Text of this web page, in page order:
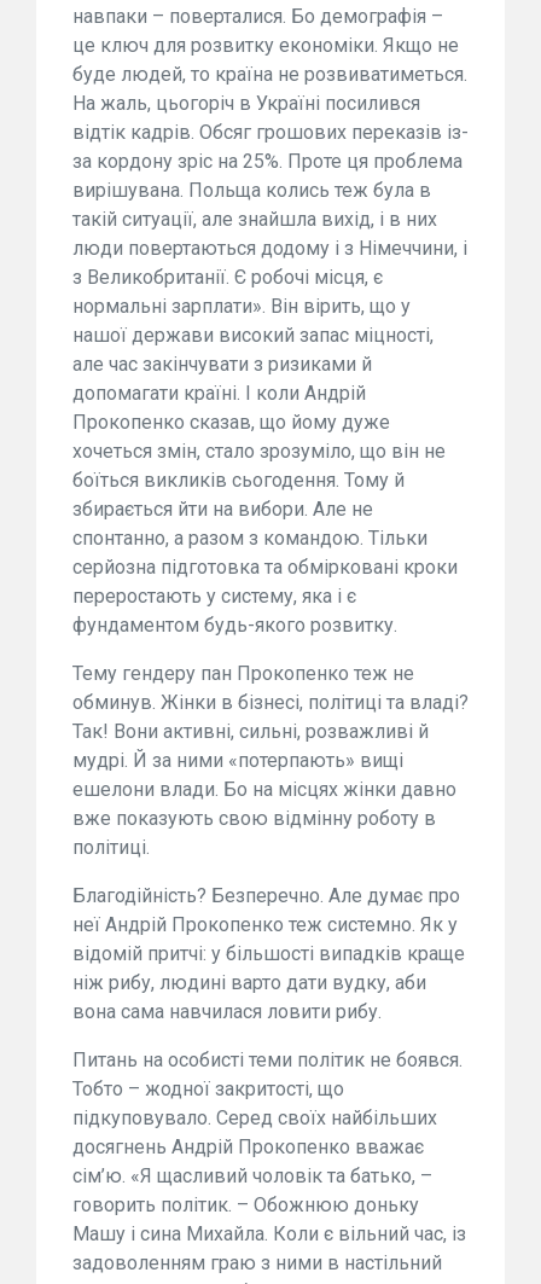
навпаки – поверталися. Бо демографія –
це ключ для розвитку економіки. Якщо не
буде людей, то країна не розвиватиметься.
На жаль, цьогоріч в Україні посилився
відтік кадрів. Обсяг грошових переказів із-
за кордону зріс на 25%. Проте ця проблема
вирішувана. Польща колись теж була в
такій ситуації, але знайшла вихід, і в них
люди повертаються додому і з Німеччини, і
з Великобританії. Є робочі місця, є
нормальні зарплати». Він вірить, що у
нашої держави високий запас міцності,
але час закінчувати з ризиками й
допомагати країні. І коли Андрій
Прокопенко сказав, що йому дуже
хочеться змін, стало зрозуміло, що він не
боїться викликів сьогодення. Тому й
збирається йти на вибори. Але не
спонтанно, а разом з командою. Тільки
серйозна підготовка та обмірковані кроки
переростають у систему, яка і є
фундаментом будь-якого розвитку.
Тему гендеру пан Прокопенко теж не
обминув. Жінки в бізнесі, політиці та владі?
Так! Вони активні, сильні, розважливі й
мудрі. Й за ними «потерпають» вищі
ешелони влади. Бо на місцях жінки давно
вже показують свою відмінну роботу в
політиці.
Благодійність? Безперечно. Але думає про
неї Андрій Прокопенко теж системно. Як у
відомій притчі: у більшості випадків краще
ніж рибу, людині варто дати вудку, аби
вона сама навчилася ловити рибу.
Питань на особисті теми політик не боявся.
Тобто – жодної закритості, що
підкуповувало. Серед своїх найбільших
досягнень Андрій Прокопенко вважає
сім’ю. «Я щасливий чоловік та батько, –
говорить політик. – Обожнюю доньку
Машу і сина Михайла. Коли є вільний час, із
задоволенням граю з ними в настільний